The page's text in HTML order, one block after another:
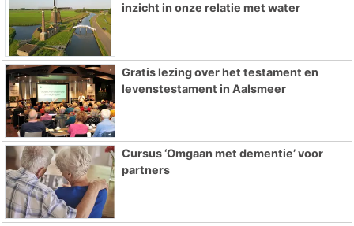
inzicht in onze relatie met water
Gratis lezing over het testament en
levenstestament in Aalsmeer
Cursus ‘Omgaan met dementie’ voor
partners